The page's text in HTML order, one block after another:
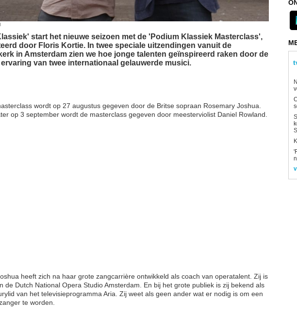
start het nieuwe seizoen met de 'Podium Klassiek Masterclass',
door Floris Kortie. In twee speciale uitzendingen vanuit de
in Amsterdam zien we hoe jonge talenten geïnspireerd raken door de
van twee internationaal gelauwerde musici.
wordt op 27 augustus gegeven door de Britse sopraan Rosemary Joshua.
op 3 september wordt de masterclass gegeven door meesterviolist Daniel Rowland.
heeft zich na haar grote zangcarrière ontwikkeld als coach van operatalent. Zij is
de Dutch National Opera Studio Amsterdam. En bij het grote publiek is zij bekend als
van het televisieprogramma Aria. Zij weet als geen ander wat er nodig is om een
te worden.